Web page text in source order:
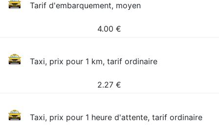
Tarif d'embarquement, moyen
4.00 €
Taxi, prix pour 1 km, tarif ordinaire
2.27 €
Taxi, prix pour 1 heure d'attente, tarif ordinaire